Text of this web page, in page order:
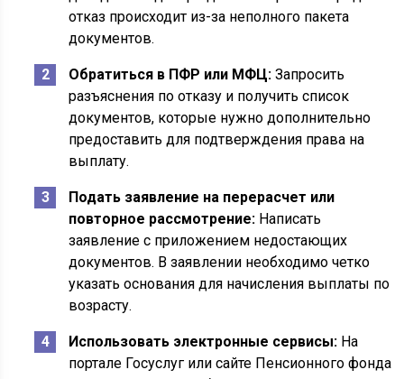
отказ происходит из-за неполного пакета
документов.
Обратиться в ПФР или МФЦ: Запросить
разъяснения по отказу и получить список
документов, которые нужно дополнительно
предоставить для подтверждения права на
выплату.
Подать заявление на перерасчет или
повторное рассмотрение: Написать
заявление с приложением недостающих
документов. В заявлении необходимо четко
указать основания для начисления выплаты по
возрасту.
Использовать электронные сервисы: На
портале Госуслуг или сайте Пенсионного фонда